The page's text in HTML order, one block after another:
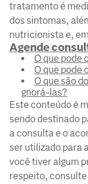
tratamento é
dos sintomas,
nutricionista e,
Agende
O que pode
O que pode
O que são
gnorá-las?
Este conteúdo é
sendo destinado
a consulta e o
ser utilizado para
você tiver algum
respeito,